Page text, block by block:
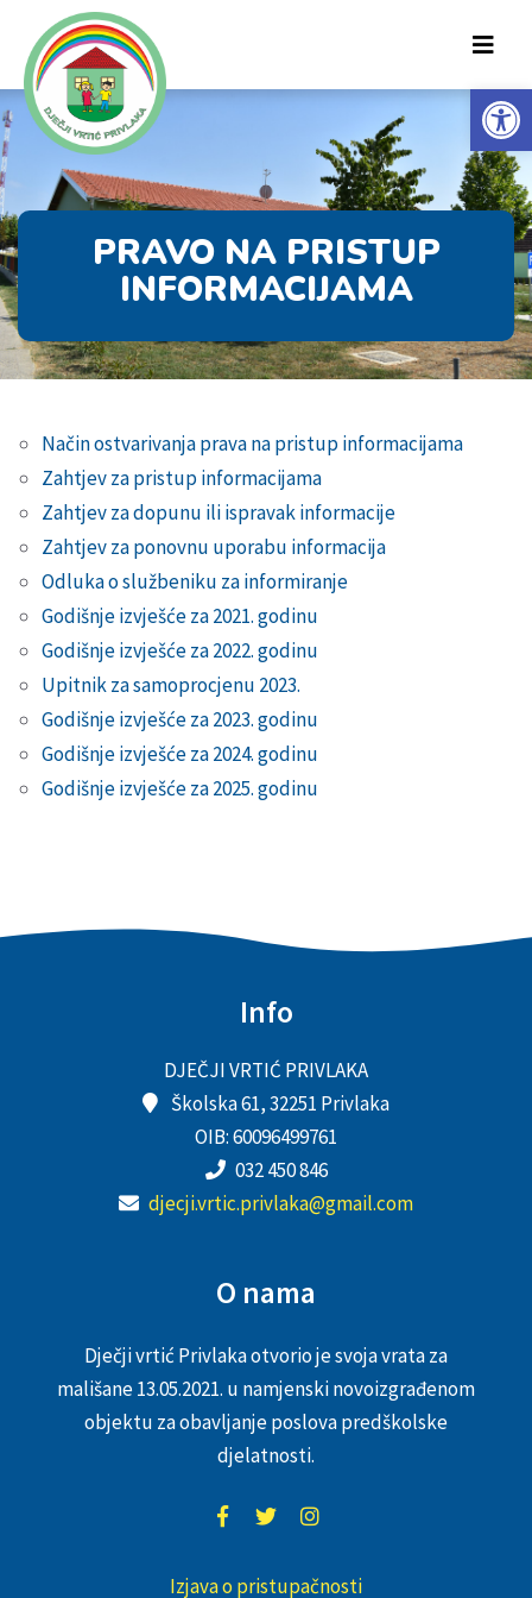
PRAVO NA PRISTUP
INFORMACIJAMA
Način ostvarivanja prava na pristup informacijama
Zahtjev za pristup informacijama
Zahtjev za dopunu ili ispravak informacije
Zahtjev za ponovnu uporabu informacija
Odluka o službeniku za informiranje
Godišnje izvješće za 2021. godinu
Godišnje izvješće za 2022. godinu
Upitnik za samoprocjenu 2023.
Godišnje izvješće za 2023. godinu
Godišnje izvješće za 2024. godinu
Godišnje izvješće za 2025. godinu
Info
DJEČJI VRTIĆ PRIVLAKA
Školska 61, 32251 Privlaka
OIB: 60096499761
032 450 846
djecji.vrtic.privlaka@gmail.com
O nama
Dječji vrtić Privlaka otvorio je svoja vrata za
mališane 13.05.2021. u namjenski novoizgrađenom
objektu za obavljanje poslova predškolske
djelatnosti.
Izjava o pristupačnosti